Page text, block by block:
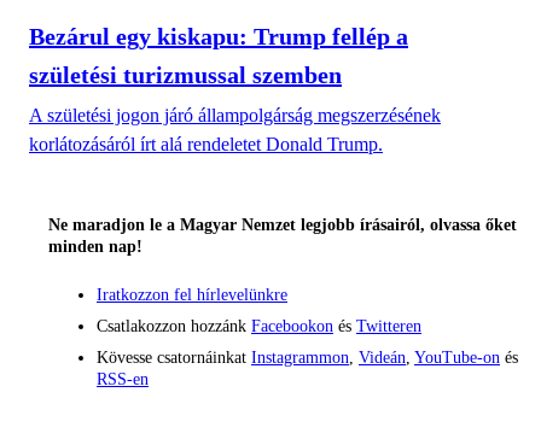
Bezárul egy kiskapu: Trump fellép a
születési turizmussal szemben
A születési jogon járó állampolgárság megszerzésének
korlátozásáról írt alá rendeletet Donald Trump.
Ne maradjon le a Magyar Nemzet legjobb írásairól, olvassa őket
minden nap!
Iratkozzon fel hírlevelünkre
Csatlakozzon hozzánk Facebookon és Twitteren
Kövesse csatornáinkat Instagrammon Videán YouTube-on és
RSS-en